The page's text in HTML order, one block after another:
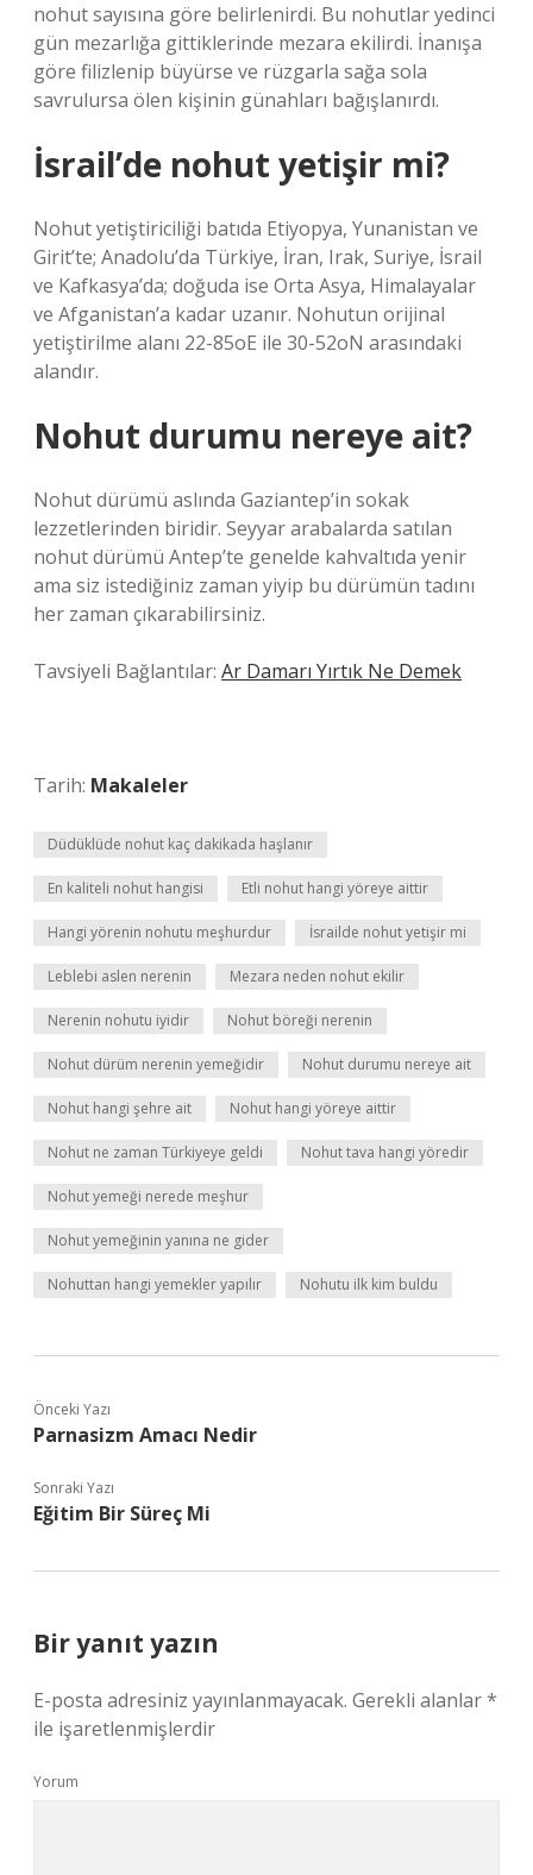
nohut sayısına göre belirlenirdi. Bu nohutlar yedinci
gün mezarlığa gittiklerinde mezara ekilirdi. İnanışa
göre filizlenip büyürse ve rüzgarla sağa sola
savrulursa ölen kişinin günahları bağışlanırdı.
İsrail’de nohut yetişir mi?
Nohut yetiştiriciliği batıda Etiyopya, Yunanistan ve
Girit’te; Anadolu’da Türkiye, İran, Irak, Suriye, İsrail
ve Kafkasya’da; doğuda ise Orta Asya, Himalayalar
ve Afganistan’a kadar uzanır. Nohutun orijinal
yetiştirilme alanı 22-85oE ile 30-52oN arasındaki
alandır.
Nohut durumu nereye ait?
Nohut dürümü aslında Gaziantep’in sokak
lezzetlerinden biridir. Seyyar arabalarda satılan
nohut dürümü Antep’te genelde kahvaltıda yenir
ama siz istediğiniz zaman yiyip bu dürümün tadını
her zaman çıkarabilirsiniz.
Tavsiyeli Bağlantılar: Ar Damarı Yırtık Ne Demek
Tarih: Makaleler
Düdüklüde nohut kaç dakikada haşlanır
En kaliteli nohut hangisi Etli nohut hangi yöreye aittir
Hangi yörenin nohutu meşhurdur İsrailde nohut yetişir mi
Leblebi aslen nerenin Mezara neden nohut ekilir
Nerenin nohutu iyidir Nohut böreği nerenin
Nohut dürüm nerenin yemeğidir Nohut durumu nereye ait
Nohut hangi şehre ait Nohut hangi yöreye aittir
Nohut ne zaman Türkiyeye geldi Nohut tava hangi yöredir
Nohut yemeği nerede meşhur
Nohut yemeğinin yanına ne gider
Nohuttan hangi yemekler yapılır Nohutu ilk kim buldu
Önceki Yazı
Parnasizm Amacı Nedir
Sonraki Yazı
Eğitim Bir Süreç Mi
Bir yanıt yazın
E-posta adresiniz yayınlanmayacak. Gerekli alanlar*
ile işaretlenmişlerdir
Yorum